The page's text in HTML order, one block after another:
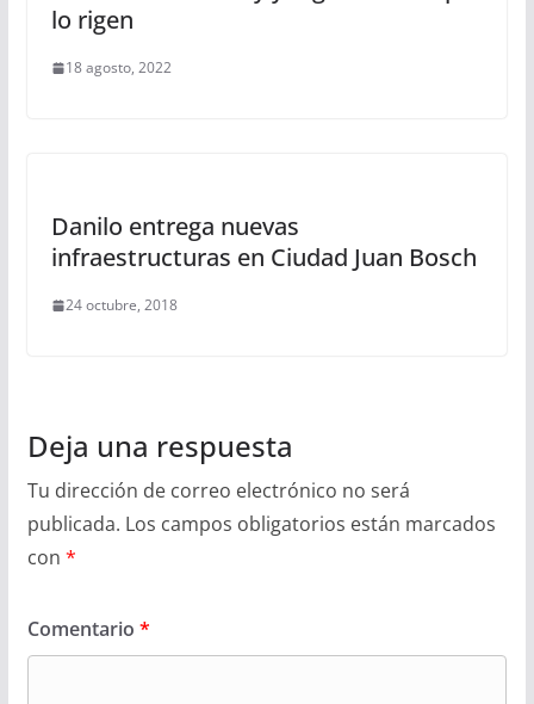
lo rigen
18 agosto, 2022
Danilo entrega nuevas
infraestructuras en Ciudad Juan Bosch
24 octubre, 2018
Deja una respuesta
Tu dirección de correo electrónico no será
publicada. Los campos obligatorios están marcados
con *
Comentario *